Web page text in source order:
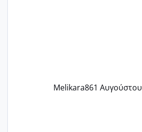
Melikara861 Αυγούστου